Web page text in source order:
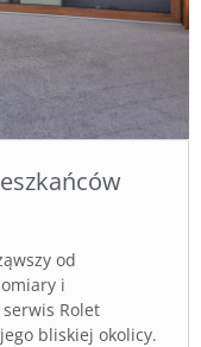
od
i
Rolet
bliskiej okolicy.